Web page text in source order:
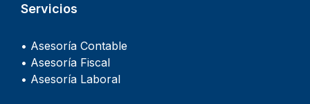
Servicios
• Asesoría Contable
• Asesoría Fiscal
• Asesoría Laboral